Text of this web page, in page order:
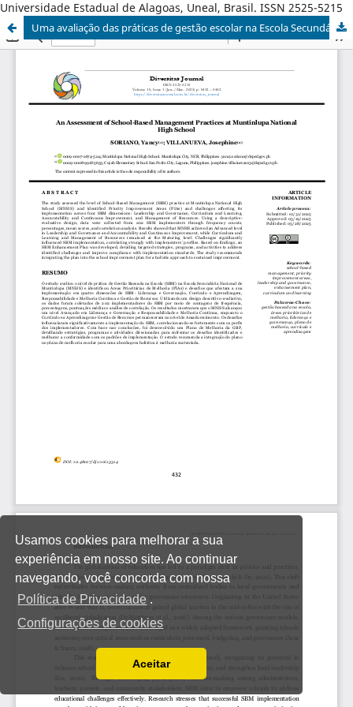
Usamos cookies para melhorar a sua
experiência em nosso site. Ao continuar
navegando, você concorda com nossa
Política de Privacidade .
Configurações de cookies
Você pode desabilitá-los alterando as
Aceitar
Universidade Estadual de Alagoas, Uneal, Brasil. ISSN 2525-5215
Uma avaliação das práticas de gestão escolar na Escola Secundária Nacional de Muntinlupa/PHL